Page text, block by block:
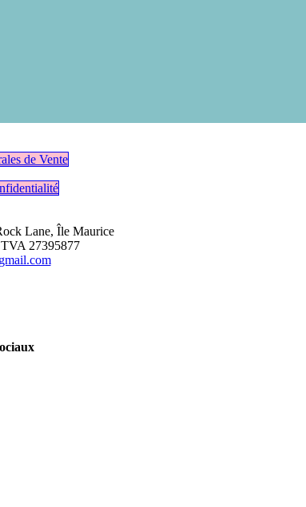
de Vente
Lane, Île Maurice
27395877